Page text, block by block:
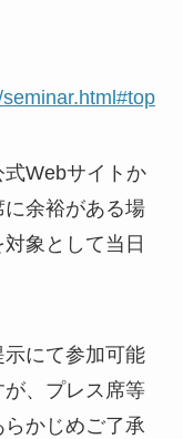
Webサイトか
余裕がある場
象として当日
にて参加可能
、プレス席等
かじめご了承